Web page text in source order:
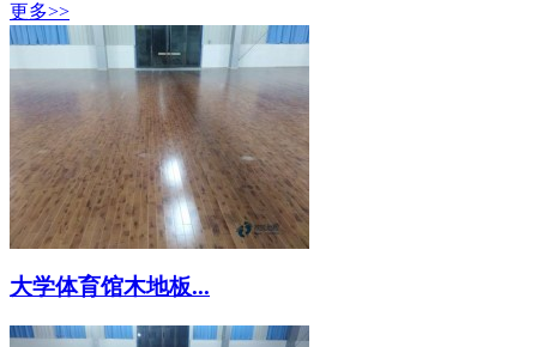
更多>>
大学体育馆木地板...